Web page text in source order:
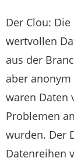
Der Clou:
wertvollen
aus der
aber
waren Daten
Problemen
wurden. Der
Datenreihen